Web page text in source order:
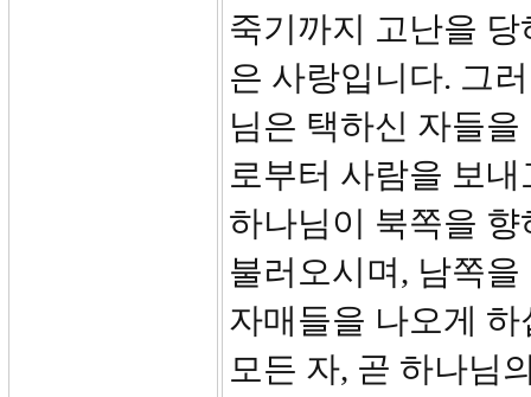
죽기까지 고난을
은 사랑입니다. 그
님은 택하신 자들
로부터 사람을 보
하나님이 북쪽을 향
불러오시며, 남쪽을
자매들을 나오게
모든 자, 곧 하나님